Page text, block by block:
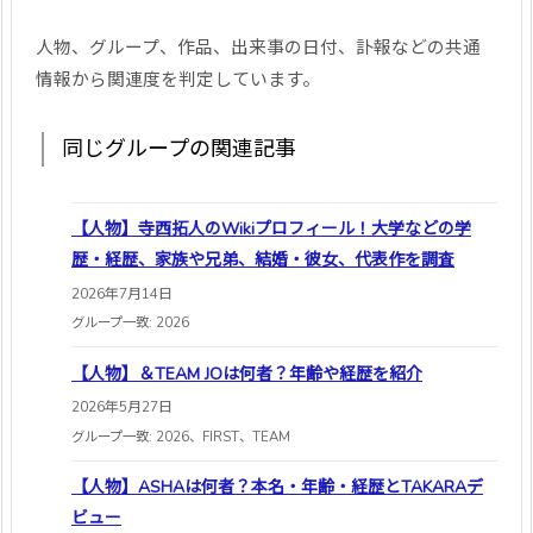
人物、グループ、作品、出来事の日付、訃報などの共通
情報から関連度を判定しています。
同じグループの関連記事
【人物】寺西拓人のWikiプロフィール！大学などの学
歴・経歴、家族や兄弟、結婚・彼女、代表作を調査
2026年7月14日
グループ一致: 2026
【人物】＆TEAM JOは何者？年齢や経歴を紹介
2026年5月27日
グループ一致: 2026、FIRST、TEAM
【人物】ASHAは何者？本名・年齢・経歴とTAKARAデ
ビュー